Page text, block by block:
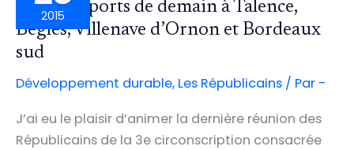
2015
Les transports de demain à Talence,
Bègles, Villenave d’Ornon et Bordeaux
sud
Développement durable, Les Républicains / Par -
J’ai eu le plaisir d’animer la dernière réunion des
Républicains de la 3e circonscription consacrée